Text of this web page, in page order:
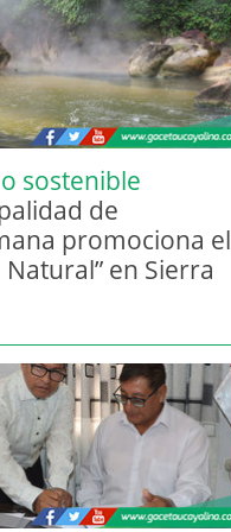
sostenible
de
promociona el
Natural” en Sierra